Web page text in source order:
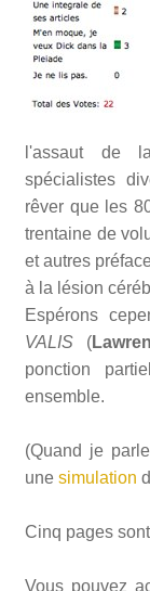
l'assaut de
spécialistes
rêver que les
trentaine de
et autres
à la lésion
Espérons
VALIS (
ponction
ensemble.
(Quand je
unesimulation
Cinq pages
Vous pouvez